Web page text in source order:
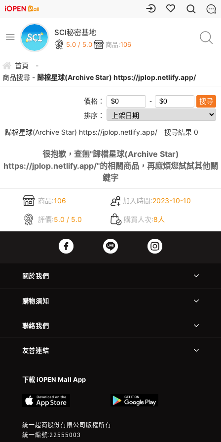
SCI秘密基地
5.0 / 5.0 商品:106
首頁
-
商品搜尋 - 歸檔星球(Archive Star) https://jplop.netlify.app/
價格：
排序：
歸檔星球(Archive Star) https://jplop.netlify.app/ 搜尋結果 0
很抱歉，查無"歸檔星球(Archive Star)
https://jplop.netlify.app/"的相關商品，再麻煩您試試其他關
鍵字
商品:106 加入時間:2023-10-10
評價:5.0 / 5.0 購買人次:8人
關於我們
購物須知
聯絡我們
友善連結
下載 iOPEN Mall App
統一超商股份有限公司版權所有
統一編號:22555003